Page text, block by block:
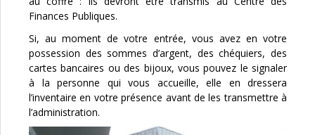
Finances Publiques.
Si, au moment de votre entrée, vous avez en votre
possession des sommes d’argent, des chéquiers, des
cartes bancaires ou des bijoux, vous pouvez le signaler
à la personne qui vous accueille, elle en dressera
l’inventaire en votre présence avant de les transmettre à
l’administration.